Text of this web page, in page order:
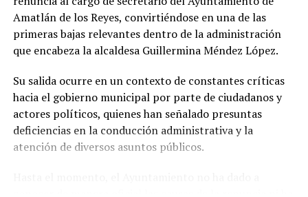
veracruzanas ligadas al sector azucarero.
Amatlán de los Reyes, convirtiéndose en una de las
primeras bajas relevantes dentro de la administración
que encabeza la alcaldesa Guillermina Méndez López.
Su salida ocurre en un contexto de constantes críticas
hacia el gobierno municipal por parte de ciudadanos y
actores políticos, quienes han señalado presuntas
deficiencias en la conducción administrativa y la
atención de diversos asuntos públicos.